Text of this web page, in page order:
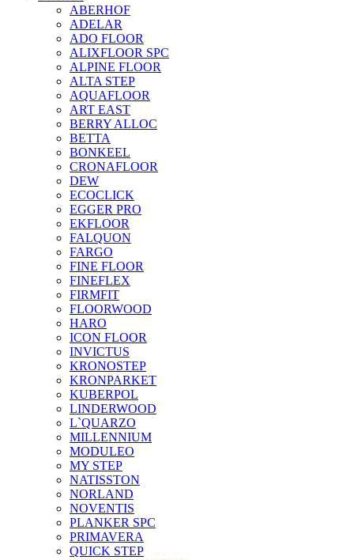
ABERHOF
ADELAR
ADO FLOOR
ALIXFLOOR SPC
ALPINE FLOOR
ALTA STEP
AQUAFLOOR
ART EAST
BERRY ALLOC
BETTA
BONKEEL
CRONAFLOOR
DEW
ECOCLICK
EGGER PRO
EKFLOOR
FALQUON
FARGO
FINE FLOOR
FINEFLEX
FIRMFIT
FLOORWOOD
HARO
ICON FLOOR
INVICTUS
KRONOSTEP
KRONPARKET
KUBERPOL
LINDERWOOD
L`QUARZO
MILLENNIUM
MODULEO
MY STEP
NATISSTON
NORLAND
NOVENTIS
PLANKER SPC
PRIMAVERA
QUICK STEP